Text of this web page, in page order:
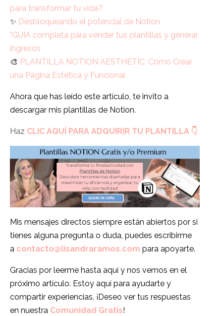
para transformar tu vida?
✨ Desbloqueando el potencial de Notion
"GUÍA completa para vender tus plantillas y generar
ingresos
🎨 PLANTILLA NOTION AESTHETIC: Cómo Crear
una Página Estética y Funcional
Ahora que has leído este artículo, te invito a
descargar mis plantillas de Notion.
Haz CLIC AQUÍ PARA ADQUIRIR TU PLANTILLA 👇
Mis mensajes directos siempre están abiertos por si
tienes alguna pregunta o duda, puedes escribirme
a contacto@lisandraramos.com para apoyarte.
Gracias por leerme hasta aquí y nos vemos en el
próximo artículo. Estoy aquí para ayudarte y
compartir experiencias. ¡Deseo ver tus respuestas
en nuestra Comunidad Gratis!